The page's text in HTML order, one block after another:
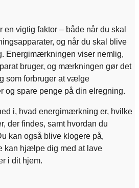
en vigtig faktor – både når du skal
og når du skal blive
Energimærkningen viser nemlig,
bruger, og mærkningen gør det
som forbruger at vælge
og spare penge på din elregning.
i, hvad energimærkning er, hvilke
der findes, samt hvordan du
kan også blive klogere på,
kan hjælpe dig med at lave
i dit hjem.